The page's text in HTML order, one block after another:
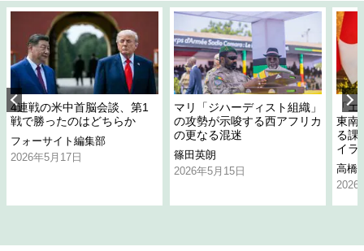
4連戦の米中首脳会談、第1
戦で勝ったのはどちらか
フォーサイト編集部
2026年5月17日
マリ「ジハーディスト組織」
の攻勢が示唆する西アフリカ
の更なる混迷
篠田英朗
2026年5月15日
「
東南
る課
イラ
高橋
2026